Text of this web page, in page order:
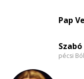
Pap
pécsi